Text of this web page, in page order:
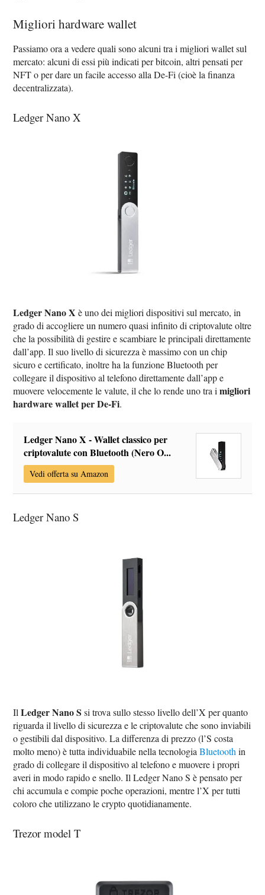
Migliori hardware wallet
Passiamo ora a vedere quali sono alcuni tra i migliori wallet sul
mercato: alcuni di essi più indicati per bitcoin, altri pensati per
NFT o per dare un facile accesso alla De-Fi (cioè la finanza
decentralizzata).
Ledger Nano X
Ledger Nano X è uno dei migliori dispositivi sul mercato, in
grado di accogliere un numero quasi infinito di criptovalute oltre
che la possibilità di gestire e scambiare le principali direttamente
dall’app. Il suo livello di sicurezza è massimo con un chip
sicuro e certificato, inoltre ha la funzione Bluetooth per
collegare il dispositivo al telefono direttamente dall’app e
muovere velocemente le valute, il che lo rende uno tra imigliori
hardware wallet per De-Fi.
Ledger Nano X - Wallet classico per
criptovalute con Bluetooth (Nero O...
Vedi offerta su Amazon
Ledger Nano S
IlLedger Nano S si trova sullo stesso livello dell’X per quanto
riguarda il livello di sicurezza e le criptovalute che sono inviabili
o gestibili dal dispositivo. La differenza di prezzo (l’S costa
molto meno) è tutta individuabile nella tecnologiaBluetoothin
grado di collegare il dispositivo al telefono e muovere i propri
averi in modo rapido e snello. Il Ledger Nano S è pensato per
chi accumula e compie poche operazioni, mentre l’X per tutti
coloro che utilizzano le crypto quotidianamente.
Trezor model T